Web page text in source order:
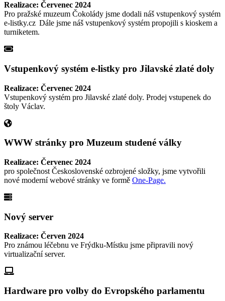
Realizace: Červenec 2024
Pro pražské muzeum Čokolády jsme dodali náš vstupenkový systém
e-listky.cz Dále jsme náš vstupenkový systém propojili s kioskem a
turniketem.
Vstupenkový systém e-listky pro Jilavské zlaté doly
Realizace: Červenec 2024
Vstupenkový systém pro Jilavské zlaté doly. Prodej vstupenek do
štoly Václav.
WWW stránky pro Muzeum studené války
Realizace: Červenec 2024
pro společnost Československé ozbrojené složky, jsme vytvořili
nové moderní webové stránky ve formě One-Page.
Nový server
Realizace: Červen 2024
Pro známou léčebnu ve Frýdku-Místku jsme připravili nový
virtualizační server.
Hardware pro volby do Evropského parlamentu